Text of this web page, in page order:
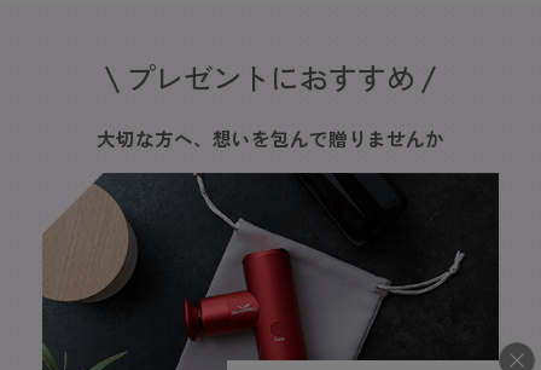
プレゼントにおすすめ
大切な方へ、想いを包んで贈りませんか